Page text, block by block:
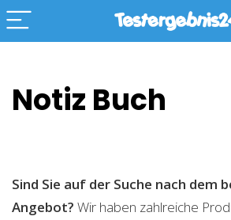
Notiz Buch
Sind Sie auf der Suche nach dem
Angebot? Wir haben zahlreiche